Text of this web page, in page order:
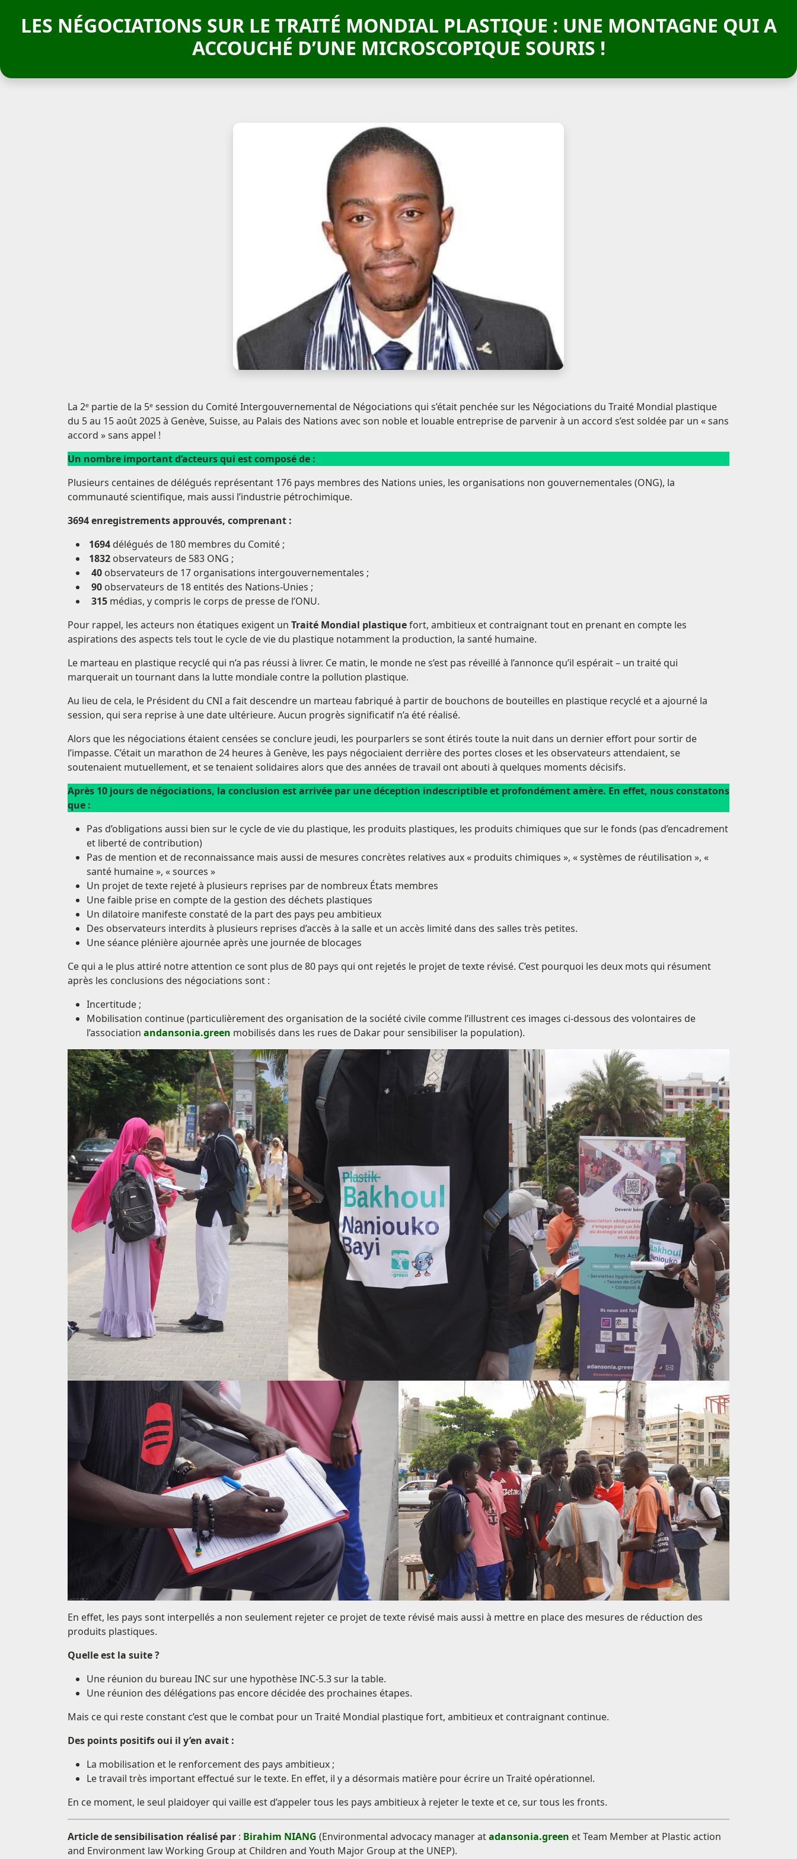
LES NÉGOCIATIONS SUR LE TRAITÉ MONDIAL PLASTIQUE : UNE MONTAGNE QUI A
ACCOUCHÉ D’UNE MICROSCOPIQUE SOURIS !
La 2ᵉ partie de la 5ᵉ session du Comité Intergouvernemental de Négociations qui s’était penchée sur les Négociations du Traité Mondial plastique
du 5 au 15 août 2025 à Genève, Suisse, au Palais des Nations avec son noble et louable entreprise de parvenir à un accord s’est soldée par un « sans
accord » sans appel !
Un nombre important d’acteurs qui est composé de :
Plusieurs centaines de délégués représentant 176 pays membres des Nations unies, les organisations non gouvernementales (ONG), la
communauté scientifique, mais aussi l’industrie pétrochimique.
3694 enregistrements approuvés, comprenant :
1694 délégués de 180 membres du Comité ;
1832 observateurs de 583 ONG ;
40 observateurs de 17 organisations intergouvernementales ;
90 observateurs de 18 entités des Nations-Unies ;
315 médias, y compris le corps de presse de l’ONU.
Pour rappel, les acteurs non étatiques exigent un Traité Mondial plastiquefort, ambitieux et contraignant tout en prenant en compte les
aspirations des aspects tels tout le cycle de vie du plastique notamment la production, la santé humaine.
Le marteau en plastique recyclé qui n’a pas réussi à livrer. Ce matin, le monde ne s’est pas réveillé à l’annonce qu’il espérait – un traité qui
marquerait un tournant dans la lutte mondiale contre la pollution plastique.
Au lieu de cela, le Président du CNI a fait descendre un marteau fabriqué à partir de bouchons de bouteilles en plastique recyclé et a ajourné la
session, qui sera reprise à une date ultérieure. Aucun progrès significatif n’a été réalisé.
Alors que les négociations étaient censées se conclure jeudi, les pourparlers se sont étirés toute la nuit dans un dernier effort pour sortir de
l’impasse. C’était un marathon de 24 heures à Genève, les pays négociaient derrière des portes closes et les observateurs attendaient, se
soutenaient mutuellement, et se tenaient solidaires alors que des années de travail ont abouti à quelques moments décisifs.
Après 10 jours de négociations, la conclusion est arrivée par une déception indescriptible et profondément amère. En effet, nous constatons
que :
Pas d’obligations aussi bien sur le cycle de vie du plastique, les produits plastiques, les produits chimiques que sur le fonds (pas d’encadrement
et liberté de contribution)
Pas de mention et de reconnaissance mais aussi de mesures concrètes relatives aux « produits chimiques », « systèmes de réutilisation », «
santé humaine », « sources »
Un projet de texte rejeté à plusieurs reprises par de nombreux États membres
Une faible prise en compte de la gestion des déchets plastiques
Un dilatoire manifeste constaté de la part des pays peu ambitieux
Des observateurs interdits à plusieurs reprises d’accès à la salle et un accès limité dans des salles très petites.
Une séance plénière ajournée après une journée de blocages
Ce qui a le plus attiré notre attention ce sont plus de 80 pays qui ont rejetés le projet de texte révisé. C’est pourquoi les deux mots qui résument
après les conclusions des négociations sont :
Incertitude ;
Mobilisation continue (particulièrement des organisation de la société civile comme l’illustrent ces images ci-dessous des volontaires de
l’association andansonia.green mobilisés dans les rues de Dakar pour sensibiliser la population).
En effet, les pays sont interpellés a non seulement rejeter ce projet de texte révisé mais aussi à mettre en place des mesures de réduction des
produits plastiques.
Quelle est la suite ?
Une réunion du bureau INC sur une hypothèse INC-5.3 sur la table.
Une réunion des délégations pas encore décidée des prochaines étapes.
Mais ce qui reste constant c’est que le combat pour un Traité Mondial plastique fort, ambitieux et contraignant continue.
Des points positifs oui il y’en avait :
La mobilisation et le renforcement des pays ambitieux ;
Le travail très important effectué sur le texte. En effet, il y a désormais matière pour écrire un Traité opérationnel.
En ce moment, le seul plaidoyer qui vaille est d’appeler tous les pays ambitieux à rejeter le texte et ce, sur tous les fronts.
Article de sensibilisation réalisé par : Birahim NIANG (Environmental advocacy manager atadansonia.green et Team Member at Plastic action
and Environment law Working Group at Children and Youth Major Group at the UNEP).